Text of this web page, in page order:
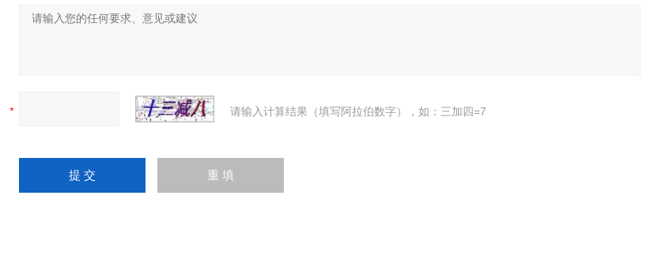
请输入计算结果（填写阿拉伯数字），如：三加四=7